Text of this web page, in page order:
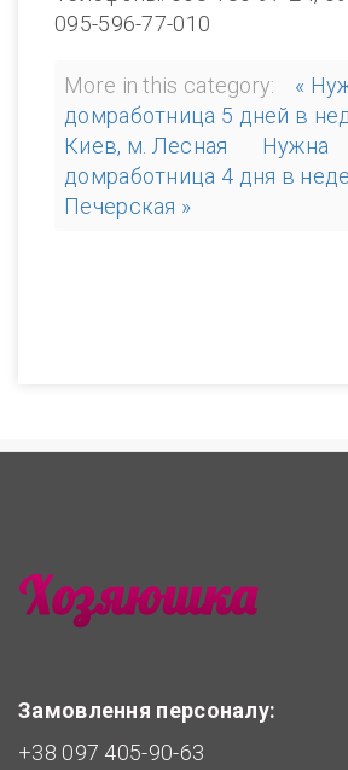
095-596-77-010
More in this category:
«
домработница 5 дней в
Киев, м. Лесная
Нужна
домработница 4 дня в
Печерская »
Замовлення персоналу:
+38 097 405-90-63